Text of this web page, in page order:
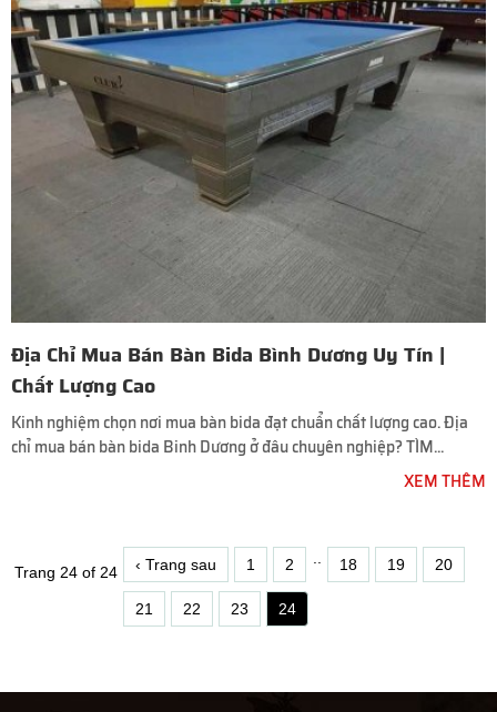
Địa Chỉ Mua Bán Bàn Bida Bình Dương Uy Tín |
Chất Lượng Cao
Kinh nghiệm chọn nơi mua bàn bida đạt chuẩn chất lượng cao. Địa
chỉ mua bán bàn bida Binh Dương ở đâu chuyên nghiệp? TÌM...
XEM THÊM
Trang 24 of 24 ‹ Trang sau 1 2 18 19 20
21 22 23 24